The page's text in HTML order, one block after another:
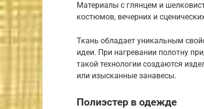
Материалы с глянцем и
костюмов, вечерних и
Ткань обладает уникальным
идеи. При нагревании полотну
такой технологии создаются
или изысканные занавесы.
Полиэстер в одежде